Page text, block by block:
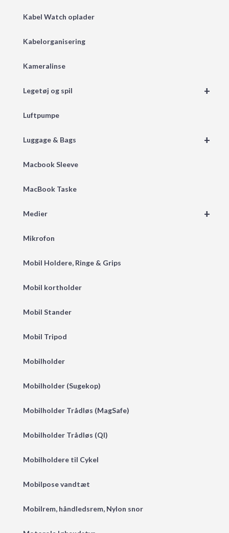
Kabel Watch oplader
Kabelorganisering
Kameralinse
+
Legetøj og spil
Luftpumpe
+
Luggage & Bags
Macbook Sleeve
MacBook Taske
+
Medier
Mikrofon
Mobil Holdere, Ringe & Grips
Mobil kortholder
Mobil Stander
Mobil Tripod
Mobilholder
Mobilholder (Sugekop)
Mobilholder Trådløs (MagSafe)
Mobilholder Trådløs (QI)
Mobilholdere til Cykel
Mobilpose vandtæt
Mobilrem, håndledsrem, Nylon snor